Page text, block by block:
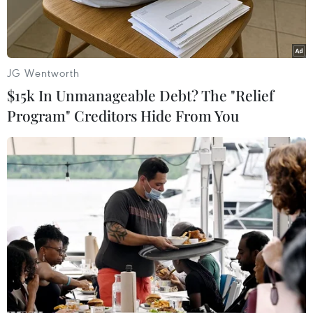
Một góc Thành phố Hồ Chí Minh. (Ảnh minh họa: Hoàng
Hải/TTXVN)
Ủy ban Nhân dân Thành phố Hồ Chí Minh vừa
có văn bản gửi Bộ Giao thông Vận tải về triển
khai đầu tư dự án đường Vành đai 3-Thành phố
JG Wentworth
$15k In Unmanageable Debt? The "Relief
Program" Creditors Hide From You